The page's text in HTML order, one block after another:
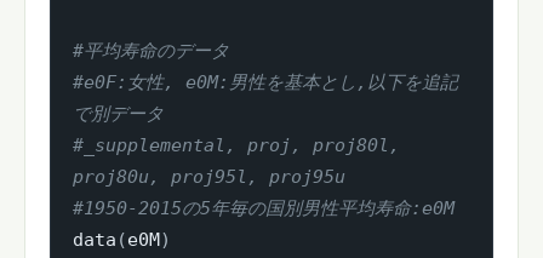
#平均寿命のデータ
#e0F:女性, e0M:男性を基本とし,以下を追記
で別データ
#_supplemental, proj, proj80l,
proj80u, proj95l, proj95u
#1950-2015の5年毎の国別男性平均寿命:e0M
data (e0M)